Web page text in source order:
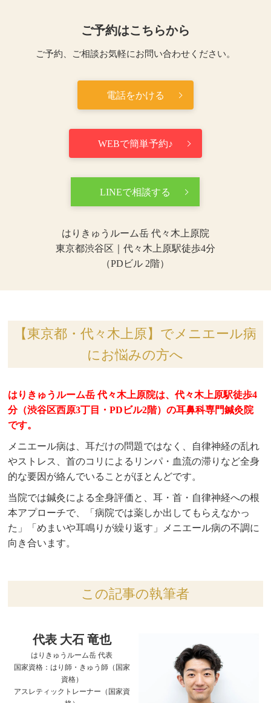
ご予約はこちらから
ご予約、ご相談お気軽にお問い合わせください。
電話をかける
WEBで簡単予約♪
LINEで相談する
はりきゅうルーム岳 代々木上原院
東京都渋谷区｜代々木上原駅徒歩4分
（PDビル 2階）
【東京都・代々木上原】でメニエール病
にお悩みの方へ
はりきゅうルーム岳 代々木上原院は、代々木上原駅徒歩4
分（渋谷区西原3丁目・PDビル2階）の耳鼻科専門鍼灸院
です。
メニエール病は、耳だけの問題ではなく、自律神経の乱れ
やストレス、首のコリによるリンパ・血流の滞りなど全身
的な要因が絡んでいることがほとんどです。
当院では鍼灸による全身評価と、耳・首・自律神経への根
本アプローチで、「病院では薬しか出してもらえなかっ
た」「めまいや耳鳴りが繰り返す」メニエール病の不調に
向き合います。
この記事の執筆者
代表 大石 竜也
はりきゅうルーム岳 代表
国家資格：はり師・きゅう師（国家
資格）
アスレティックトレーナー（国家資